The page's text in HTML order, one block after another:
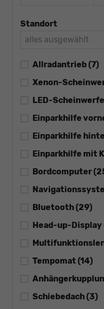
Standort
alles ausgewählt
Allradantrieb(7)
Xenon-
LED-
Einparkhilfe
Einparkhilfe
Einparkhilfe mit
Bordcomputer
Bluetooth(29)
Head-up-Display
Tempomat (14)
Schiebedach(3)